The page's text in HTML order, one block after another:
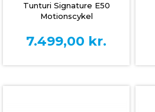
Tunturi Signature E50
Motionscykel
7.499,00 kr.